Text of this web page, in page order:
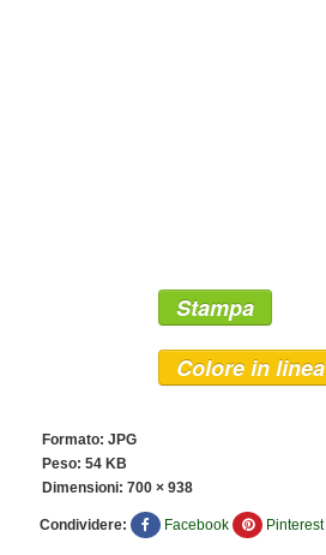
Stampa
Colore in linea
Formato: JPG
Peso: 54 KB
Dimensioni: 700 × 938
Condividere: Facebook Pinterest